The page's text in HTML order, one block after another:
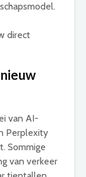
direct
van AI-
Perplexity
Sommige
van verkeer